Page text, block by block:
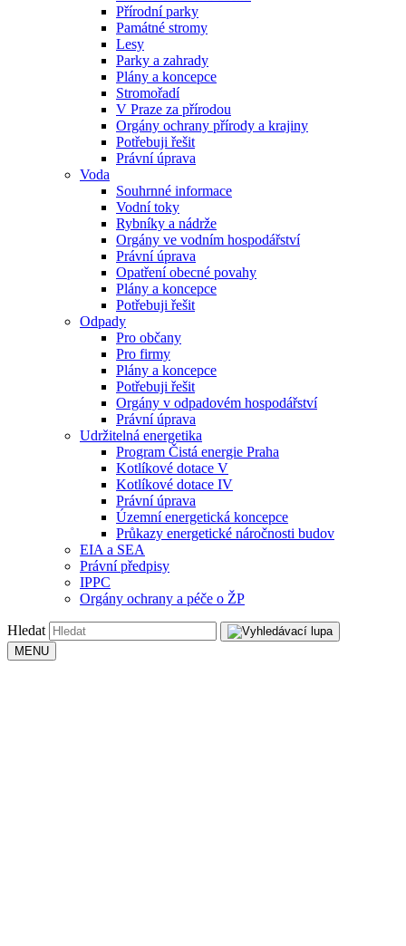
Přírodní parky
Památné stromy
Lesy
Parky a zahrady
Plány a koncepce
Stromořadí
V Praze za přírodou
Orgány ochrany přírody a krajiny
Potřebuji řešit
Právní úprava
Voda
Souhrnné informace
Vodní toky
Rybníky a nádrže
Orgány ve vodním hospodářství
Právní úprava
Opatření obecné povahy
Plány a koncepce
Potřebuji řešit
Odpady
Pro občany
Pro firmy
Plány a koncepce
Potřebuji řešit
Orgány v odpadovém hospodářství
Právní úprava
Udržitelná energetika
Program Čistá energie Praha
Kotlíkové dotace V
Kotlíkové dotace IV
Právní úprava
Územní energetická koncepce
Průkazy energetické náročnosti budov
EIA a SEA
Právní předpisy
IPPC
Orgány ochrany a péče o ŽP
Hledat
MENU